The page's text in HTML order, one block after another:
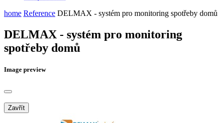
home Reference DELMAX - systém pro monitoring spotřeby domů
DELMAX - systém pro monitoring
spotřeby domů
Image preview
Zavřít